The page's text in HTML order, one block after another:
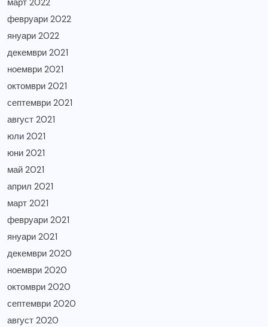
март 2022
февруари 2022
януари 2022
декември 2021
ноември 2021
октомври 2021
септември 2021
август 2021
юли 2021
юни 2021
май 2021
април 2021
март 2021
февруари 2021
януари 2021
декември 2020
ноември 2020
октомври 2020
септември 2020
август 2020